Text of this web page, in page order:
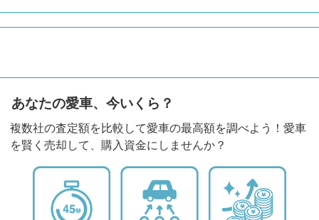
あなたの愛車、今いくら？
複数社の査定額を比較して愛車の最高額を調べよう！愛車
を賢く売却して、購入資金にしませんか？